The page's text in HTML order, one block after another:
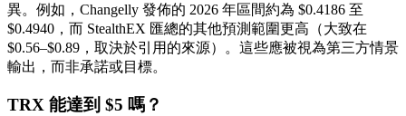
異。例如，Changelly 發佈的 2026 年區間約為 $0.4186 至
$0.4940 ，而 StealthEX 匯總的其他預測範圍更高（大致在
$0.56–$0.89 ，取決於引用的來源）。這些應被視為第三方情景
輸出 ，而非承諾或目標。
TRX 能達到 $5 嗎？